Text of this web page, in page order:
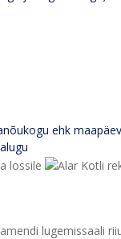
ehk maapäev